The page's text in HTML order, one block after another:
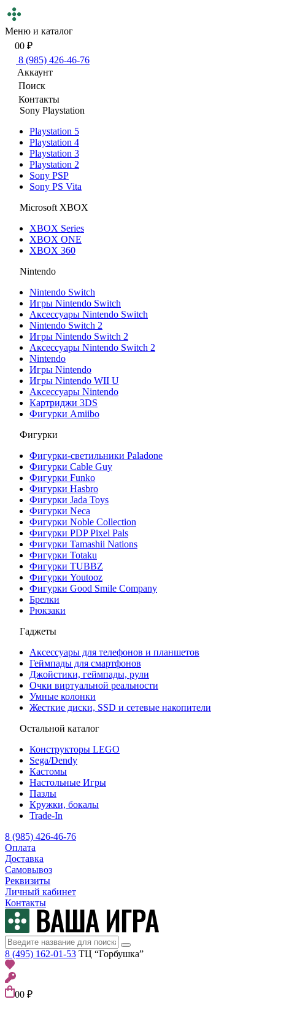
Меню и каталог
00 ₽
8 (985) 426-46-76
Аккаунт
Поиск
Контакты
Sony Playstation
Playstation 5
Playstation 4
Playstation 3
Playstation 2
Sony PSP
Sony PS Vita
Microsoft XBOX
XBOX Series
XBOX ONE
XBOX 360
Nintendo
Nintendo Switch
Игры Nintendo Switch
Аксессуары Nintendo Switch
Nintendo Switch 2
Игры Nintendo Switch 2
Аксессуары Nintendo Switch 2
Nintendo
Игры Nintendo
Игры Nintendo WII U
Аксессуары Nintendo
Картриджи 3DS
Фигурки Amiibo
Фигурки
Фигурки-светильники Paladone
Фигурки Cable Guy
Фигурки Funko
Фигурки Hasbro
Фигурки Jada Toys
Фигурки Neca
Фигурки Noble Collection
Фигурки PDP Pixel Pals
Фигурки Tamashii Nations
Фигурки Totaku
Фигурки TUBBZ
Фигурки Youtooz
Фигурки Good Smile Company
Брелки
Рюкзаки
Гаджеты
Аксессуары для телефонов и планшетов
Геймпады для смартфонов
Джойстики, геймпады, рули
Очки виртуальной реальности
Умные колонки
Жесткие диски, SSD и сетевые накопители
Остальной каталог
Конструкторы LEGO
Sega/Dendy
Кастомы
Настольные Игры
Пазлы
Кружки, бокалы
Trade-In
8 (985) 426-46-76
Оплата
Доставка
Самовывоз
Реквизиты
Личный кабинет
Контакты
8 (495) 162-01-53 ТЦ “Горбушка”
00 ₽